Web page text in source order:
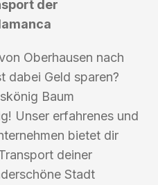
der
Oberhausen nach
dabei Geld sparen?
Baum
Unser erfahrenes und
bietet dir
deiner
Stadt